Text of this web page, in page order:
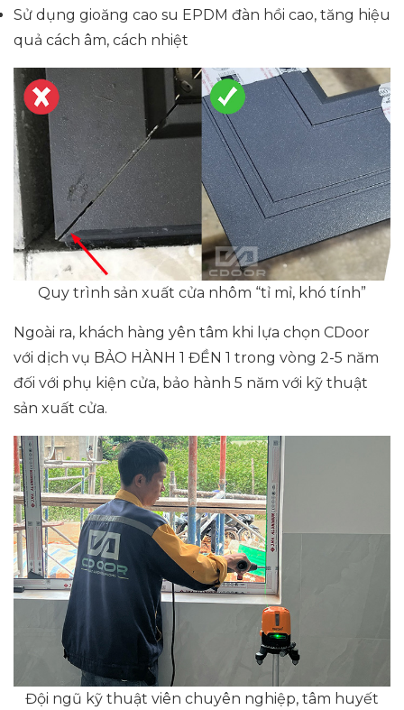
Sử dụng gioăng cao su EPDM đàn hồi cao, tăng hiệu
quả cách âm, cách nhiệt
Quy trình sản xuất cửa nhôm “tỉ mỉ, khó tính”
Ngoài ra, khách hàng yên tâm khi lựa chọn CDoor
với dịch vụ BẢO HÀNH 1 ĐỀN 1 trong vòng 2-5 năm
đối với phụ kiện cửa, bảo hành 5 năm với kỹ thuật
sản xuất cửa.
Đội ngũ kỹ thuật viên chuyên nghiệp, tâm huyết